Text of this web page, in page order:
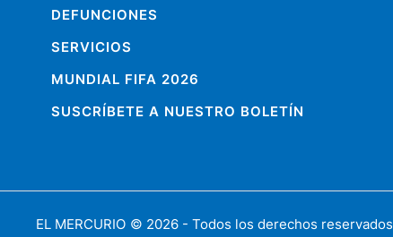
DEFUNCIONES
SERVICIOS
MUNDIAL FIFA 2026
SUSCRÍBETE A NUESTRO BOLETÍN
EL MERCURIO © 2026 - Todos los derechos reservados